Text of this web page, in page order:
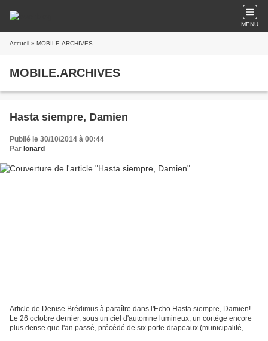
MENU
Accueil » MOBILE.ARCHIVES
MOBILE.ARCHIVES
Hasta siempre, Damien
Publié le 30/10/2014 à 00:44
Par Ionard
Article de Denise Brédimus à paraître dans l'Echo Hasta siempre, Damien!
Le 26 octobre dernier, sous un ciel d'automne lumineux, un cortège encore
plus dense que l'an passé, précédé de six porte-drapeaux (municipalité,